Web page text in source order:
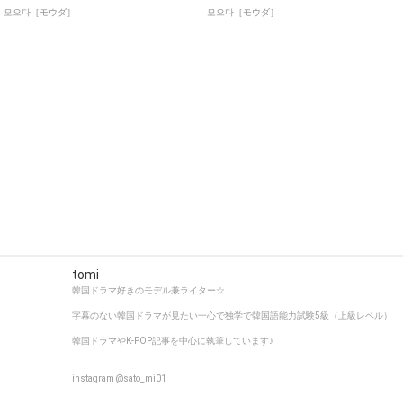
모으다［モウダ］ 모으다［モウダ］
tomi
韓国ドラマ好きのモデル兼ライター☆
字幕のない韓国ドラマが見たい一心で独学で韓国語能力試験5級（上級レベル）
韓国ドラマやK-POP記事を中心に執筆しています♪
instagram @sato_mi01